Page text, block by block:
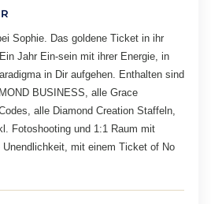
Sophie. Das goldene Ticket in ihr
Jahr Ein-sein mit ihrer Energie, in
in Dir aufgehen. Enthalten sind
BUSINESS, alle Grace
alle Diamond Creation Staffeln,
Fotoshooting und 1:1 Raum mit
mit einem Ticket of No